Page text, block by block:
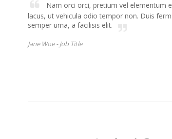
Nam orci orci, pretium vel elementum
lacus, ut vehicula odio tempor non. Duis
semper urna, a facilisis elit.
Jane Woe -Job Title